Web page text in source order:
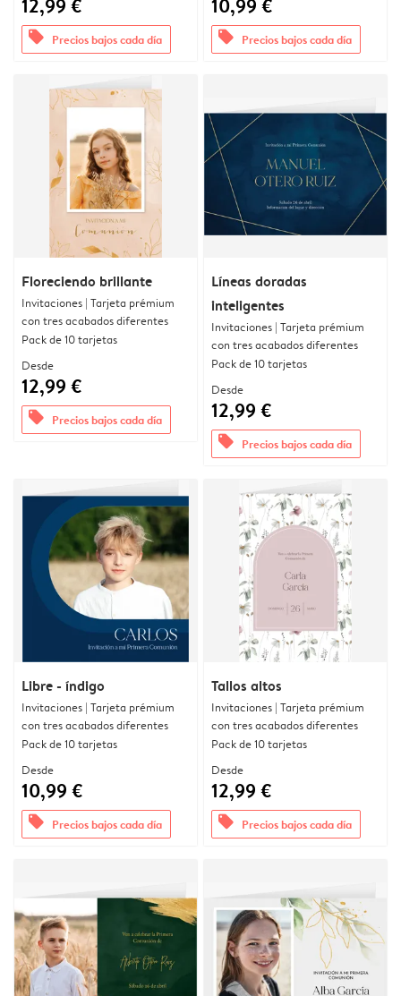
12,99 €
offers Precios bajos cada día
10,99 €
offers Precios bajos cada día
Floreciendo brillante
Invitaciones | Tarjeta prémium
con tres acabados diferentes
Pack de 10 tarjetas
Desde
12,99 €
offers Precios bajos cada día
Líneas doradas
inteligentes
Invitaciones | Tarjeta prémium
con tres acabados diferentes
Pack de 10 tarjetas
Desde
12,99 €
offers Precios bajos cada día
Libre - índigo
Invitaciones | Tarjeta prémium
con tres acabados diferentes
Pack de 10 tarjetas
Desde
10,99 €
offers Precios bajos cada día
Tallos altos
Invitaciones | Tarjeta prémium
con tres acabados diferentes
Pack de 10 tarjetas
Desde
12,99 €
offers Precios bajos cada día